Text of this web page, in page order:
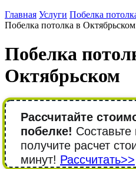
Главная Услуги Побелка
Побелка потолка в Октябрьском
Побелка
Октябрьском
Рассчитайте
побелке! Составьте
получите расчет
минут! Рассчитать>>